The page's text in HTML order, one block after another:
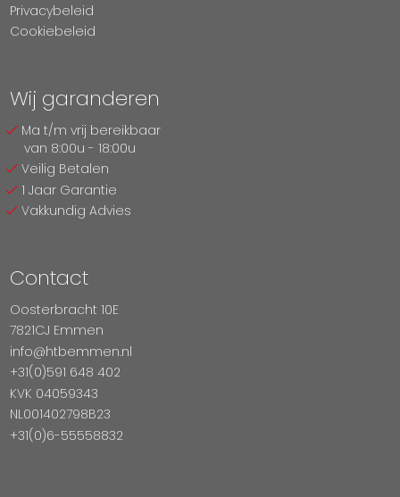
Privacybeleid
Cookiebeleid
Wij garanderen
Ma t/m vrij bereikbaar
van 8:00u - 18:00u
Veilig Betalen
1 Jaar Garantie
Vakkundig Advies
Contact
Oosterbracht 10E
7821CJ Emmen
info@htbemmen.nl
+31(0)591 648 402
KVK 04059343
NL001402798B23
+31(0)6-55558832